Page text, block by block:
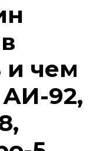
и чем
АИ-92,